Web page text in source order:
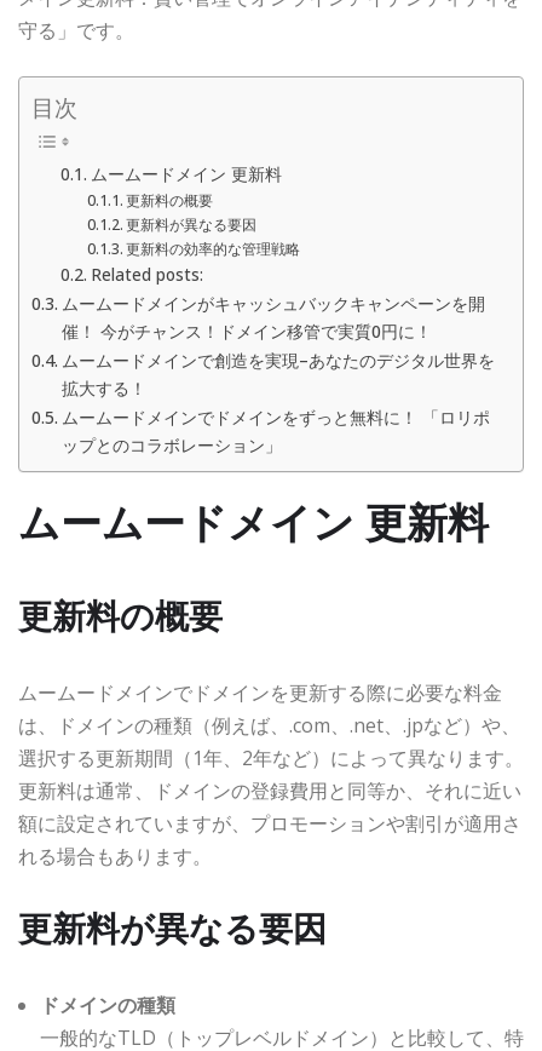
守る」です。
目次
ムームードメイン 更新料
更新料の概要
更新料が異なる要因
更新料の効率的な管理戦略
Related posts:
ムームードメインがキャッシュバックキャンペーンを開
催！ 今がチャンス！ドメイン移管で実質0円に！
ムームードメインで創造を実現–あなたのデジタル世界を
拡大する！
ムームードメインでドメインをずっと無料に！ 「ロリポ
ップとのコラボレーション」
ムームードメイン 更新料
更新料の概要
ムームードメインでドメインを更新する際に必要な料金
は、ドメインの種類（例えば、.com、.net、.jpなど）や、
選択する更新期間（1年、2年など）によって異なります。
更新料は通常、ドメインの登録費用と同等か、それに近い
額に設定されていますが、プロモーションや割引が適用さ
れる場合もあります。
更新料が異なる要因
ドメインの種類
一般的なTLD（トップレベルドメイン）と比較して、特